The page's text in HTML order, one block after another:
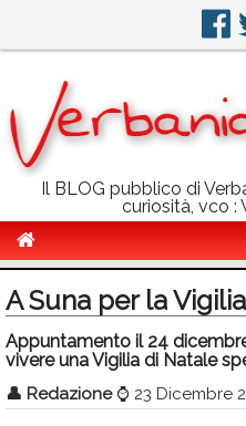
Il BLOG pubblico di
curiosità, vco :
Politica
Sport
Eventi
A Suna per la Vigilia
Appuntamento il 24
vivere una Vigilia di Natale
👤 Redazione ⌚ 23 Dicembre